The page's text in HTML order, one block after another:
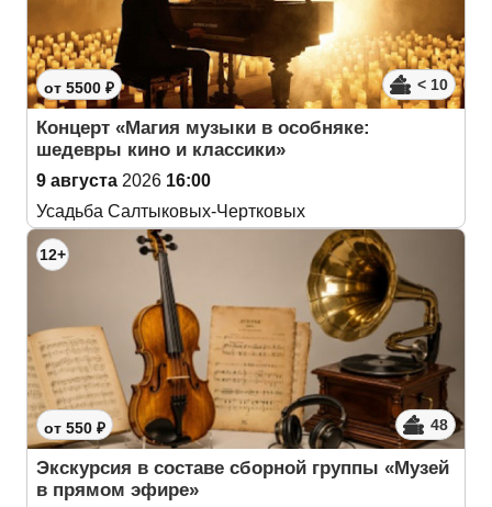
от 5500 ₽ < 10
Концерт «Магия музыки в особняке:
шедевры кино и классики»
9 августа 2026 16:00
Усадьба Салтыковых-Чертковых
12+
от 550 ₽ 48
Экскурсия в составе сборной группы «Музей
в прямом эфире»